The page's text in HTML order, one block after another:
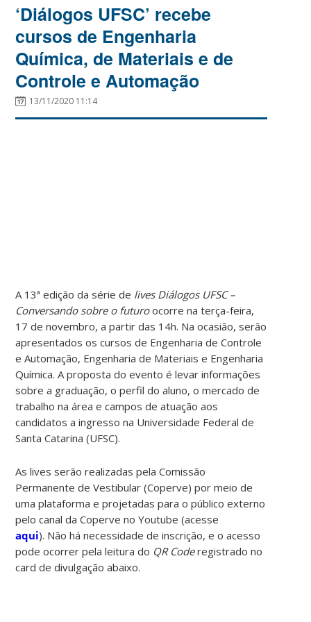
‘Diálogos UFSC’ recebe
cursos de Engenharia
Química, de Materiais e de
Controle e Automação
13/11/2020 11:14
A 13ª edição da série de lives Diálogos UFSC –
Conversando sobre o futuroocorre na terça-feira,
17 de novembro, a partir das 14h. Na ocasião, serão
apresentados os cursos de Engenharia de Controle
e Automação, Engenharia de Materiais e Engenharia
Química. A proposta do evento é levar informações
sobre a graduação, o perfil do aluno, o mercado de
trabalho na área e campos de atuação aos
candidatos a ingresso na Universidade Federal de
Santa Catarina (UFSC).
As lives serão realizadas pela Comissão
Permanente de Vestibular (Coperve) por meio de
uma plataforma e projetadas para o público externo
pelo canal da Coperve no Youtube (acesse
aqui). Não há necessidade de inscrição, e o acesso
pode ocorrer pela leitura do QR Coderegistrado no
card de divulgação abaixo.